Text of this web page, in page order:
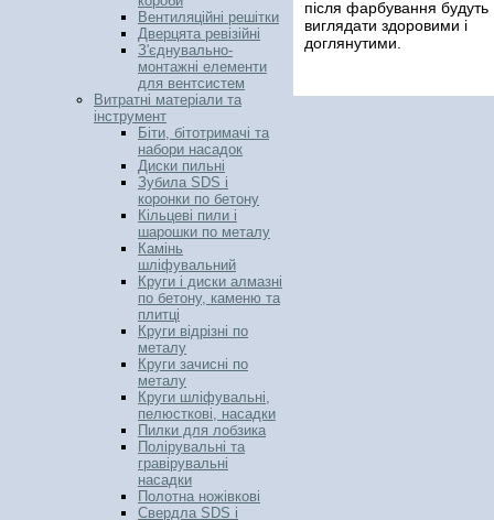
Вентиляційні решітки
Дверцята ревізійні
З'єднувально-
монтажні елементи
для вентсистем
Витратні матеріали та
інструмент
Біти, бітотримачі та
набори насадок
Диски пильні
Зубила SDS і
коронки по бетону
Кільцеві пили і
шарошки по металу
Камінь
шліфувальний
Круги і диски алмазні
по бетону, каменю та
плитці
Круги відрізні по
металу
Круги зачисні по
металу
Круги шліфувальні,
пелюсткові, насадки
Пилки для лобзика
Полірувальні та
гравірувальні
насадки
Полотна ножівкові
Свердла SDS і
після фарбування будуть
виглядати здоровими і
доглянутими.